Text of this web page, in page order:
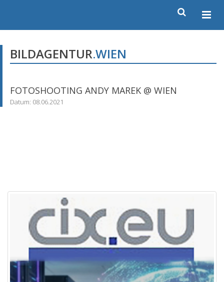
BILDAGENTUR.WIEN
FOTOSHOOTING ANDY MAREK @ WIEN
Datum: 08.06.2021